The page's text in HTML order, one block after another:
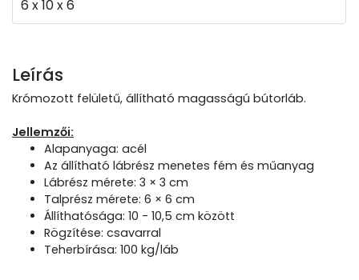
6 x 10 x 6
Leírás
Krómozott felületű, állítható magasságú bútorláb.
Jellemzői:
Alapanyaga: acél
Az állítható lábrész menetes fém és műanyag
Lábrész mérete: 3 × 3 cm
Talprész mérete: 6 × 6 cm
Állíthatósága: 10 - 10,5 cm között
Rögzítése: csavarral
Teherbírása: 100 kg/láb